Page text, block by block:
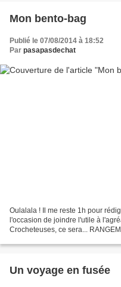
Mon bento-bag
Publié le 07/08/2014 à 18:52
Par pasapasdechat
Oulalala ! Il me reste 1h pour
l'occasion de joindre l'utile à
Crocheteuses, ce sera...
Un voyage en fusée